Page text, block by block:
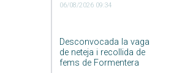
06/08/2026 09:34
Desconvocada la vaga
de neteja i recollida de
fems de Formentera